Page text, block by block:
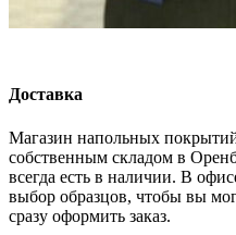
Доставка
Магазин напольных
собственным складом в
всегда есть в наличии. В
выбор образцов, чтобы вы
сразу оформить заказ.